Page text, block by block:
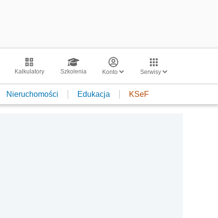
Kalkulatory Szkolenia Konto Serwisy
Nieruchomości Edukacja KSeF